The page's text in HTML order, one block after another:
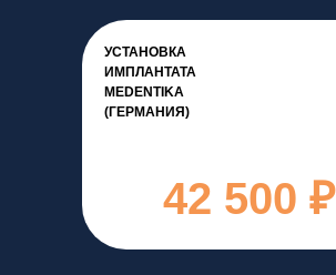
УСТАНОВКА
ИМПЛАНТАТА
MEDENTIKA
(ГЕРМАНИЯ)
42 500 ₽